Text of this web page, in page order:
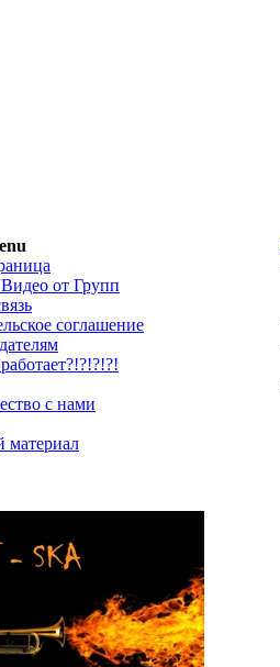
от Групп
соглашение
с нами
материал